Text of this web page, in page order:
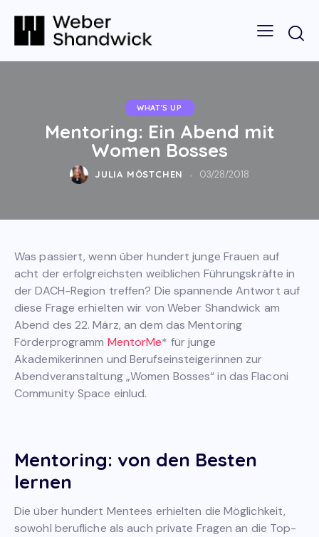
WHAT'S UP
Mentoring: Ein Abend mit
Women Bosses
JULIA MÖSTCHEN 03/28/2018
Was passiert, wenn über hundert junge Frauen auf
acht der erfolgreichsten weiblichen Führungskräfte in
der DACH-Region treffen? Die spannende Antwort auf
diese Frage erhielten wir von Weber Shandwick am
Abend des 22. März, an dem das Mentoring
Förderprogramm MentorMe* für junge
Akademikerinnen und Berufseinsteigerinnen zur
Abendveranstaltung „Women Bosses“ in das Flaconi
Community Space einlud.
Mentoring: von den Besten
lernen
Die über hundert Mentees erhielten die Möglichkeit,
sowohl berufliche als auch private Fragen an die Top-